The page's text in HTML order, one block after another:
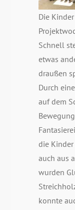
Die
Schnell
etwas
draußen
Durch
auf dem
die
auch aus
wurden
konnte